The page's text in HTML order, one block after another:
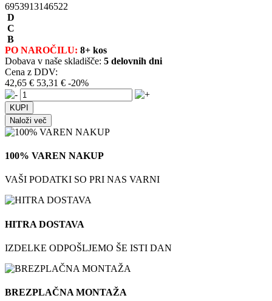
6953913146522
D
C
B
PO NAROČILU: 8+ kos
Dobava v naše skladišče: 5 delovnih dni
Cena z DDV:
42,65 € 53,31 € -20%
Naloži več
100% VAREN NAKUP
VAŠI PODATKI SO PRI NAS VARNI
HITRA DOSTAVA
IZDELKE ODPOŠLJEMO ŠE ISTI DAN
BREZPLAČNA MONTAŽA